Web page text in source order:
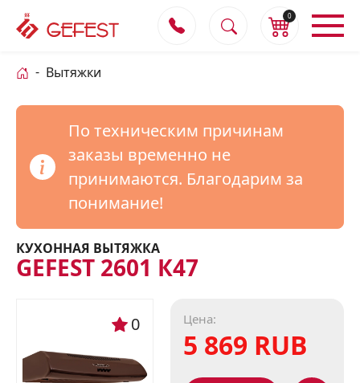
0
Вытяжки
По техническим причинам
заказы временно не
принимаются. Благодарим за
понимание!
КУХОННАЯ ВЫТЯЖКА
GEFEST 2601 К47
0 Цена:
5 869 RUB